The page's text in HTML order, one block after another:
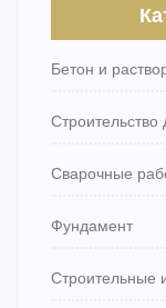
Бетон и
Сварочные
Фундамент
Строительные